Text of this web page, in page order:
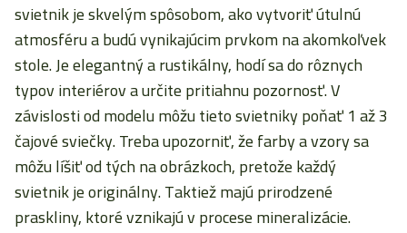
svietnik je skvelým spôsobom, ako vytvoriť útulnú
atmosféru a budú vynikajúcim prvkom na akomkoľvek
stole. Je elegantný a rustikálny, hodí sa do rôznych
typov interiérov a určite pritiahnu pozornosť. V
závislosti od modelu môžu tieto svietniky poňať 1 až 3
čajové sviečky. Treba upozorniť, že farby a vzory sa
môžu líšiť od tých na obrázkoch, pretože každý
svietnik je originálny. Taktiež majú prirodzené
praskliny, ktoré vznikajú v procese mineralizácie.